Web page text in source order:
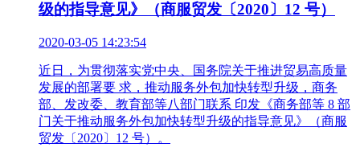
级的指导意见》（商服贸发〔2020〕12 号）
2020-03-05 14:23:54
近日，为贯彻落实党中央、国务院关于推进贸易高质量
发展的部署要 求，推动服务外包加快转型升级，商务
部、发改委、教育部等八部门联系 印发《商务部等 8 部
门关于推动服务外包加快转型升级的指导意见》（商服
贸发〔2020〕12 号）。